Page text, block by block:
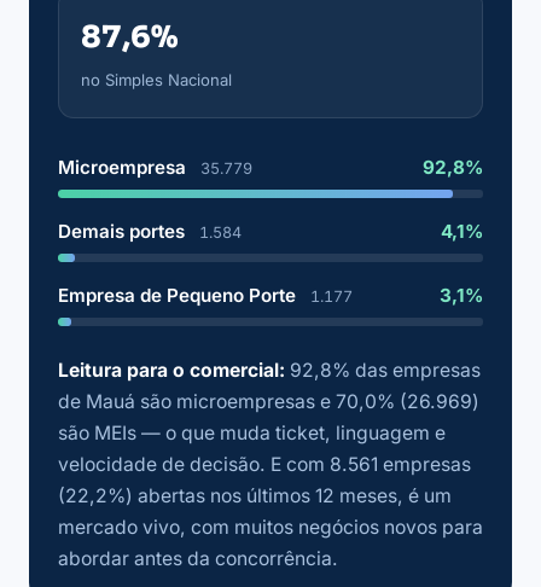
87,6%
no Simples Nacional
Microempresa 35.779 92,8%
Demais portes 1.584 4,1%
Empresa de Pequeno Porte 1.177 3,1%
Leitura para o comercial: 92,8% das empresas
de Mauá são microempresas e 70,0% (26.969)
são MEIs — o que muda ticket, linguagem e
velocidade de decisão. E com 8.561 empresas
(22,2%) abertas nos últimos 12 meses, é um
mercado vivo, com muitos negócios novos para
abordar antes da concorrência.